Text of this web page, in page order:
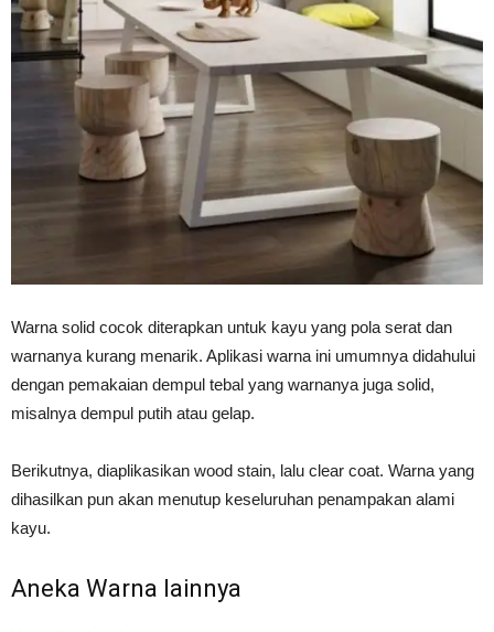
Warna solid cocok diterapkan untuk kayu yang pola serat dan
warnanya kurang menarik. Aplikasi warna ini umumnya didahului
dengan pemakaian dempul tebal yang warnanya juga solid,
misalnya dempul putih atau gelap.
Berikutnya, diaplikasikan wood stain, lalu clear coat. Warna yang
dihasilkan pun akan menutup keseluruhan penampakan alami
kayu.
Aneka Warna lainnya